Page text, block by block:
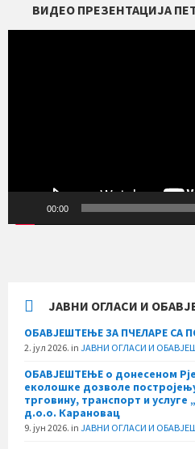
ВИДЕО ПРЕЗЕНТАЦИЈА
00:00
ЈАВНИ ОГЛАСИ И
ОБАВЈЕШТЕЊЕ ЗА ПЧЕЛАРЕ СА
2. јул 2026. in ЈАВНИ ОГЛАСИ И
ОБАВЈЕШТЕЊЕ о донесеном
еколошке дозволе
трговину, транспорт и услуге
д.о.о. Карановац
9. јун 2026. in ЈАВНИ ОГЛАСИ И